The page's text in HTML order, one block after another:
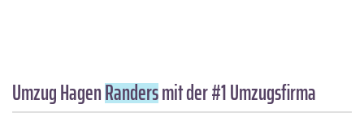
Umzug HagenRandersmit der #1 Umzugsfirma